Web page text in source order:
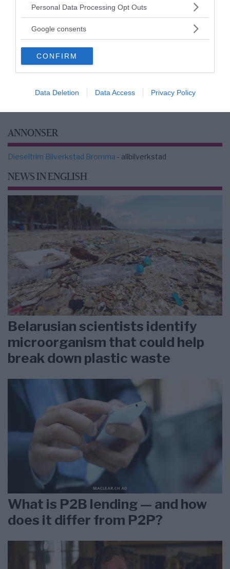
Please note that this website/app uses one or more Google
not limited to your visit or usage behaviour. You may click to
use your data for below specified purposes in below Google
consent section.
Personal Data Processing Opt Outs
Google consents
CONFIRM
Data Deletion Data Access Privacy Policy
2000-Talets TV
ANNONSER
Dieseltrim Bilverkstad Bromma - allbilverkstad
NEWS IN ENGLISH
Belarusian scientists identify
microorganism that could help
break down plastic waste
What is P2B lending — and how
does it differ from P2P?